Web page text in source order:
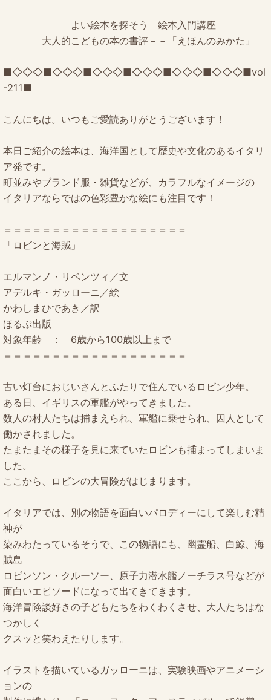
よい絵本を探そう 絵本入門講座
大人的こどもの本の書評－－「えほんのみかた」
■◇◇◇■◇◇◇■◇◇◇■◇◇◇■◇◇◇■◇◇◇■vol
-211■
こんにちは。いつもご愛読ありがとうございます！
本日ご紹介の絵本は、海洋国として歴史や文化のあるイタリ
ア発です。
町並みやブランド服・雑貨などが、カラフルなイメージの
イタリアならではの色彩豊かな絵にも注目です！
＝＝＝＝＝＝＝＝＝＝＝＝＝＝＝＝＝＝＝
「ロビンと海賊」
エルマンノ・リベンツィ／文
アデルキ・ガッローニ／絵
かわしまひであき／訳
ほるぷ出版
対象年齢 ： 6歳から100歳以上まで
＝＝＝＝＝＝＝＝＝＝＝＝＝＝＝＝＝＝＝
古い灯台におじいさんとふたりで住んでいるロビン少年。
ある日、イギリスの軍艦がやってきました。
数人の村人たちは捕まえられ、軍艦に乗せられ、囚人として
働かされました。
たまたまその様子を見に来ていたロビンも捕まってしまいま
した。
ここから、ロビンの大冒険がはじまります。
イタリアでは、別の物語を面白いパロディーにして楽しむ精
神が
染みわたっているそうで、この物語にも、幽霊船、白鯨、海
賊島
ロビンソン・クルーソー、原子力潜水艦ノーチラス号などが
面白いエピソードになって出てきてきます。
海洋冒険談好きの子どもたちをわくわくさせ、大人たちはな
つかしく
クスッと笑わえたりします。
イラストを描いているガッローニは、実験映画やアニメーシ
ョンの